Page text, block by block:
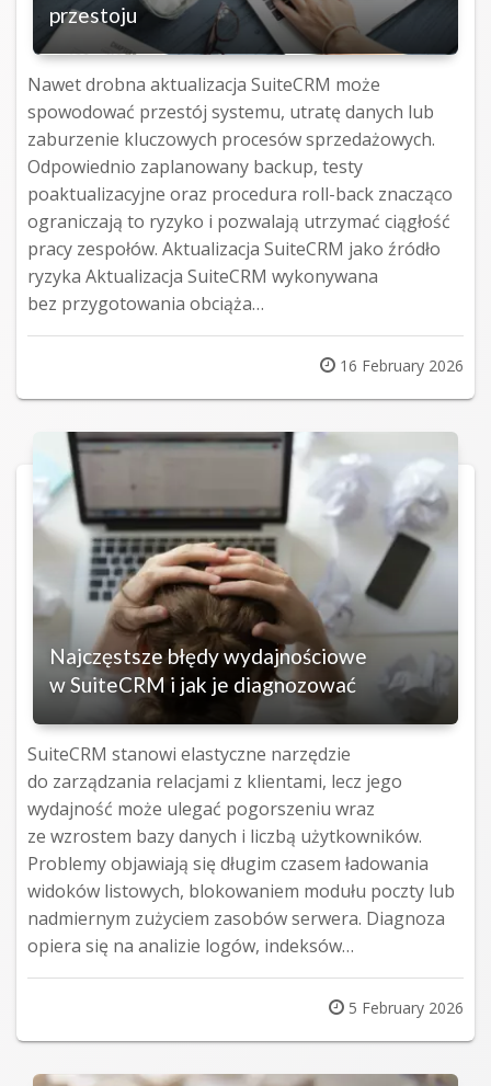
przestoju
Nawet drobna aktualizacja SuiteCRM może
spowodować przestój systemu, utratę danych lub
zaburzenie kluczowych procesów sprzedażowych.
Odpowiednio zaplanowany backup, testy
poaktualizacyjne oraz procedura roll-back znacząco
ograniczają to ryzyko i pozwalają utrzymać ciągłość
pracy zespołów. Aktualizacja SuiteCRM jako źródło
ryzyka Aktualizacja SuiteCRM wykonywana
bez przygotowania obciąża…
Posted
on
16 February 2026
Najczęstsze błędy wydajnościowe
w SuiteCRM i jak je diagnozować
SuiteCRM stanowi elastyczne narzędzie
do zarządzania relacjami z klientami, lecz jego
wydajność może ulegać pogorszeniu wraz
ze wzrostem bazy danych i liczbą użytkowników.
Problemy objawiają się długim czasem ładowania
widoków listowych, blokowaniem modułu poczty lub
nadmiernym zużyciem zasobów serwera. Diagnoza
opiera się na analizie logów, indeksów…
Posted
on
5 February 2026